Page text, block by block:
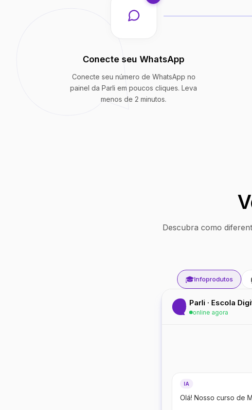
Conecte seu WhatsApp
Conecte seu número de WhatsApp no
painel da Parli em poucos cliques. Leva
menos de 2 minutos.
Descubra como
🎓Infoprodutos
Parli · Escola
online agora
IA
Olá! Nosso curso de